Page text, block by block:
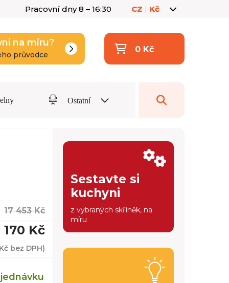
Pracovní dny 8 – 16:30 CZ | Kč
na míru?
průvodce
0 Kč
Ostatní
17 453 Kč
170 Kč
bez DPH)
Sestavte si
kuchyni
z vybraných skříněk, na
míru